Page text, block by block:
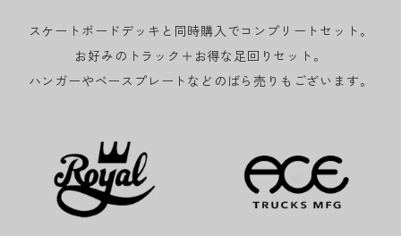
スケートボードデッキと同時購入でコンプリートセット。
お好みのトラック＋お得な足回りセット。
ハンガーやベースプレートなどのばら売りもございます。